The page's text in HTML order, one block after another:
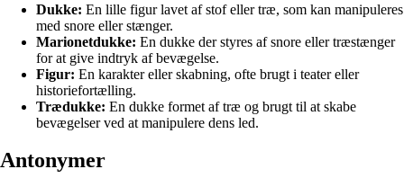
Dukke: En lille figur lavet af stof eller træ, som kan manipuleres
med snore eller stænger.
Marionetdukke: En dukke der styres af snore eller træstænger
for at give indtryk af bevægelse.
Figur: En karakter eller skabning, ofte brugt i teater eller
historiefortælling.
Trædukke: En dukke formet af træ og brugt til at skabe
bevægelser ved at manipulere dens led.
Antonymer